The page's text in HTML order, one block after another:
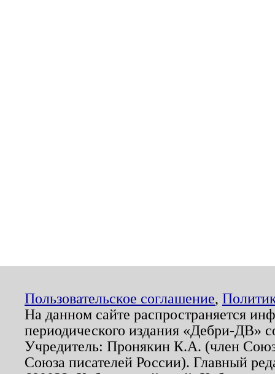
Пользовательское соглашение,
На данном сайте распространяется
периодического издания «Дебри-ДВ»
Учредитель: Пронякин К.А. (член
Союза писателей России). Главный